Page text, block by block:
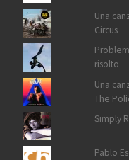
Una
Circus
risolto
Una
The
Simply
Pablo